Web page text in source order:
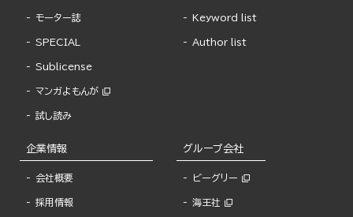
モーター誌
SPECIAL
Sublicense
マンガよもんが
試し読み
Keyword list
Author list
企業情報
会社概要
採用情報
グループ会社
ビーグリー
海王社